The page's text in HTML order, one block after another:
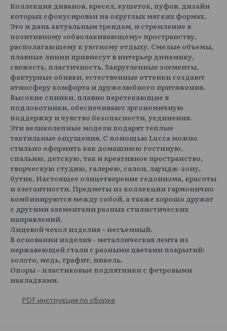
Коллекция диванов, кресел, кушеток, пуфов, дизайн
которых сфокусирован на округлых мягких формах.
Это и дань актуальным трендам, и стремление к
позитивному «обволакивающему» пространству,
располагающему к уютному отдыху. Смелые объемы,
плавные линии привнесут в интерьер динамику,
свежесть, пластичность. Закругленные элементы,
фактурные обивки, естественные оттенки создают
атмосферу комфорта и дружелюбного притяжения.
Высокие спинки, плавно перетекающие в
подлокотники, обеспечивают эргономичную
поддержку и чувство безопасности, уединения.
Эти великолепные модели подарят теплые
тактильные ощущения. С помощью Lucca можно
стильно оформить как домашнюю гостиную,
спальню, детскую, так и креативное пространство,
творческую студию, галерею, салон, лаундж-зону,
бутик. Настоящее олицетворение гедонизма, красоты
и элегантности. Предметы из коллекции гармонично
комбинируются между собой, а также хорошо дружат
с другими элементами разных стилистических
направлений.
Лицевой чехол изделия – несъемный.
В основании изделия - металлическая лента из
нержавеющей стали с разными цветами покрытий:
золото, медь, графит, никель.
Опоры – пластиковые подпятники с фетровыми
накладками.
PDF инструкция по сборке